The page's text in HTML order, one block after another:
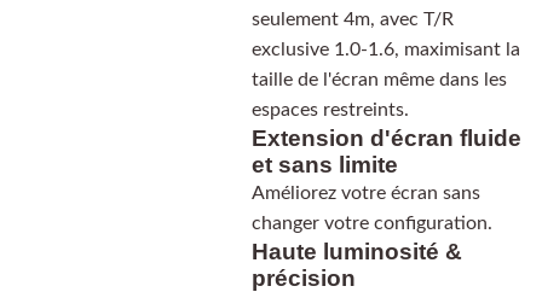
seulement 4m, avec T/R
exclusive 1.0-1.6, maximisant la
taille de l'écran même dans les
espaces restreints.
Extension d'écran fluide
et sans limite
Améliorez votre écran sans
changer votre configuration.
Haute luminosité &
précision